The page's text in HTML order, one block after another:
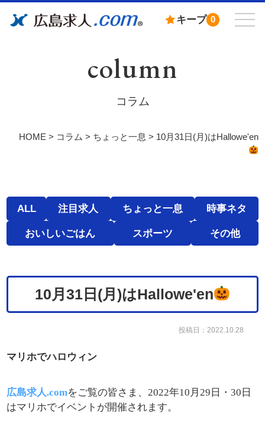
キープ 0
column
コラム
HOME> コラム > ちょっと一息 > 10月31日(月)はHallowe'en
ALL 注目求人 ちょっと一息 時事ネタ
おいしいごはん スポーツ その他
10月31日(月)はHallowe'en
投稿日：2022.10.28
マリホでハロウィン
広島求人.comをご覧の皆さま、2022年10月29日・30日
はマリホでイベントが開催されます。